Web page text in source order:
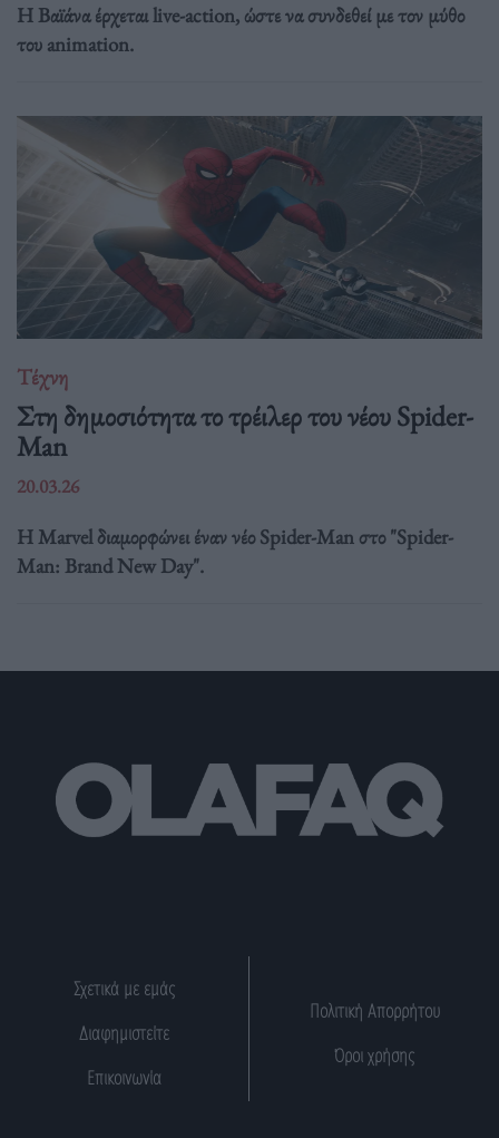
Η Βαϊάνα έρχεται live-action, ώστε να συνδεθεί με τον μύθο
του animation.
Τέχνη
Στη δημοσιότητα το τρέιλερ του νέου Spider-
Man
20.03.26
Η Marvel διαμορφώνει έναν νέο Spider-Man στο "Spider-
Man: Brand New Day".
Σχετικά με εμάς
Διαφημιστείτε
Επικοινωνία
Πολιτική Απορρήτου
Όροι χρήσης